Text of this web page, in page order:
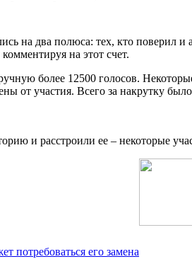
на два полюса: тех, кто поверил
на этот счет.
более 12500 голосов.
от участия. Всего за накрутку
и расстроили ее – некоторые
потребоваться его замена